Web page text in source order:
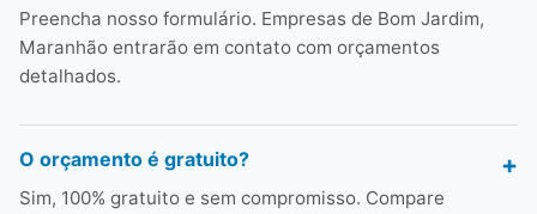
Preencha nosso formulário. Empresas de Bom Jardim,
Maranhão entrarão em contato com orçamentos
detalhados.
O orçamento é gratuito?
Sim, 100% gratuito e sem compromisso. Compare